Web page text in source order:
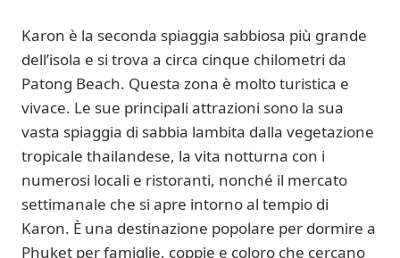
Karon è la seconda spiaggia sabbiosa più grande
dell’isola e si trova a circa cinque chilometri da
Patong Beach. Questa zona è molto turistica e
vivace. Le sue principali attrazioni sono la sua
vasta spiaggia di sabbia lambita dalla vegetazione
tropicale thailandese, la vita notturna con i
numerosi locali e ristoranti, nonché il mercato
settimanale che si apre intorno al tempio di
Karon. È una destinazione popolare per dormire a
Phuket per famiglie, coppie e coloro che cercano